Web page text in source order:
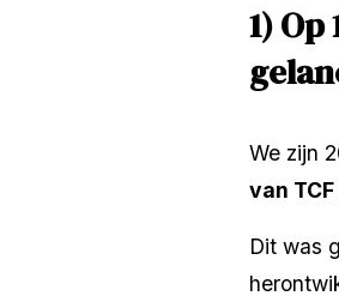
1)
We zijn
van
Dit was